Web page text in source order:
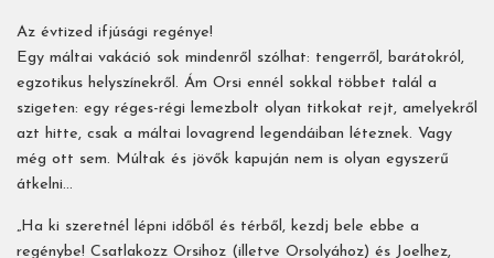
Az évtized ifjúsági regénye!
Egy máltai vakáció sok mindenről szólhat: tengerről, barátokról,
egzotikus helyszínekről. Ám Orsi ennél sokkal többet talál a
szigeten: egy réges-régi lemezbolt olyan titkokat rejt, amelyekről
azt hitte, csak a máltai lovagrend legendáiban léteznek. Vagy
még ott sem. Múltak és jövők kapuján nem is olyan egyszerű
átkelni…
„Ha ki szeretnél lépni időből és térből, kezdj bele ebbe a
regénybe! Csatlakozz Orsihoz (illetve Orsolyához) és Joelhez,